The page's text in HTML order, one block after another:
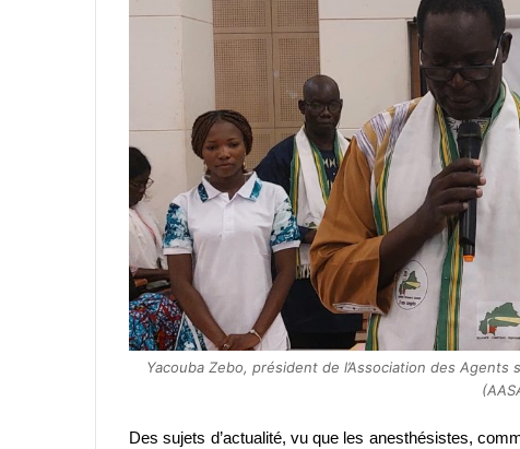
Yacouba Zebo, président de l’Association des
Des sujets d’actualité, vu que les anesthésistes,